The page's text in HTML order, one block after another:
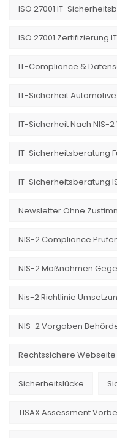
ISO 27001 IT-
ISO 27001 Zertifizierung
IT-Compliance &
IT-Sicherheit Automotive
IT-Sicherheit Nach NIS-
IT-Sicherheitsberatung
IT-Sicherheitsberatung
Newsletter Ohne
NIS-2 Compliance
NIS-2 Maßnahmen
Nis-2 Richtlinie
NIS-2 Vorgaben
Rechtssichere Webseite
Sicherheitslücke
TISAX Assessment